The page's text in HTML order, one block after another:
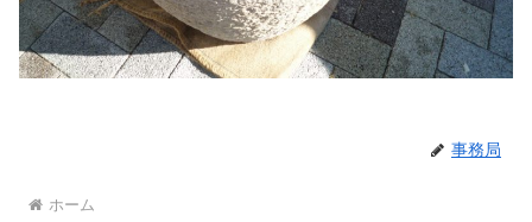
事務局
ホーム